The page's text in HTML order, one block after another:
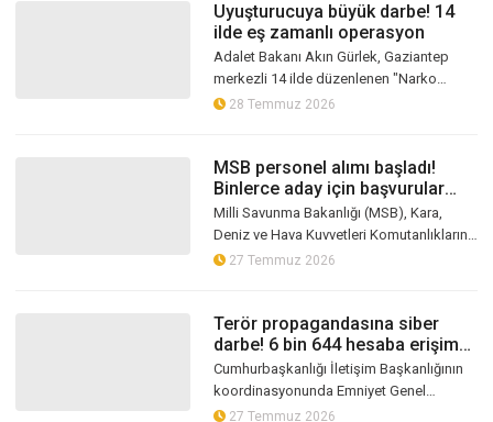
Uyuşturucuya büyük darbe! 14
ilde eş zamanlı operasyon
Adalet Bakanı Akın Gürlek, Gaziantep
merkezli 14 ilde düzenlenen "Narko
Kapan Gaziantep Operasyonu"nda şu ana
28 Temmuz 2026
MSB personel alımı başladı!
Binlerce aday için başvurular
açıldı
Milli Savunma Bakanlığı (MSB), Kara,
Deniz ve Hava Kuvvetleri Komutanlıklarına
sözleşmeli er, uzman erbaş ve teknik sınıf
27 Temmuz 2026
Terör propagandasına siber
darbe! 6 bin 644 hesaba erişim
engeli
Cumhurbaşkanlığı İletişim Başkanlığının
koordinasyonunda Emniyet Genel
Müdürlüğü Siber Suçlarla Mücadele Daire
27 Temmuz 2026